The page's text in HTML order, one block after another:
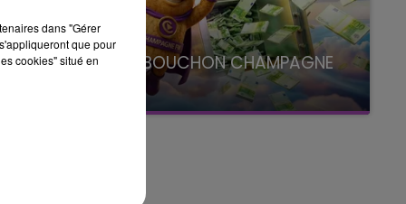
LE SUPER BOUCHON CHAMPAGNE
avec La Famille Champagne FM, à 8H10
dans "Gérer
que pour
cookies" situé en